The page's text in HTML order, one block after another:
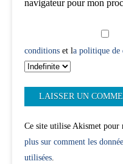
navigateur pour mon
conditions et la politique
Ce site utilise Akismet pour
plus sur comment les
utilisées.